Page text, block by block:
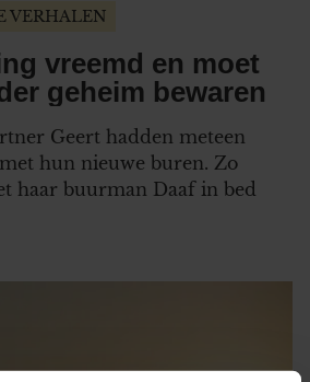
VERHALEN
vreemd en moet
geheim bewaren
Geert hadden meteen
hun nieuwe buren. Zo
haar buurman Daaf in bed